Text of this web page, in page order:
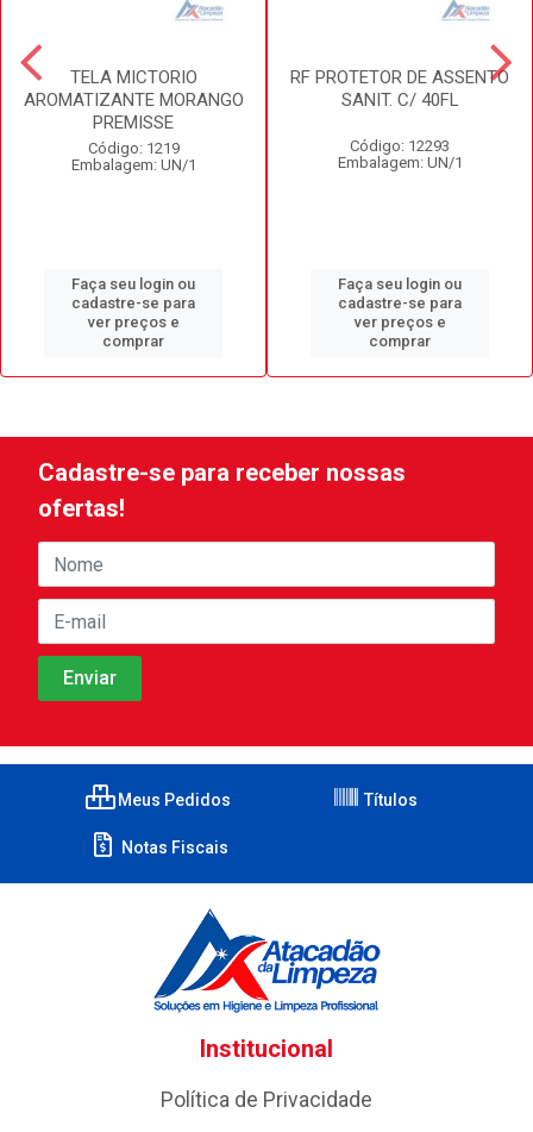
TELA MICTORIO
AROMATIZANTE MORANGO
PREMISSE
Código: 1219
Embalagem: UN/1
Faça seu login ou
cadastre-se para
ver preços e
comprar
RF PROTETOR DE ASSENTO
SANIT. C/ 40FL
Código: 12293
Embalagem: UN/1
Faça seu login ou
cadastre-se para
ver preços e
comprar
Cadastre-se para receber nossas
ofertas!
Meus Pedidos Títulos
Notas Fiscais
Institucional
Política de Privacidade